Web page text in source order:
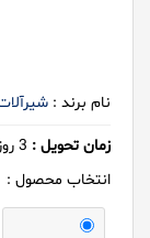
نام برند :
زمان تحویل : 3
انتخاب محصول :